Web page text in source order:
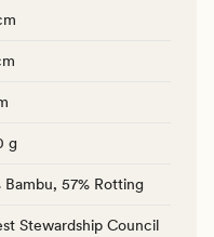
g
Bambu, 57% Rotting
Stewardship Council